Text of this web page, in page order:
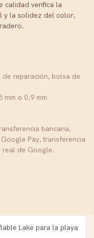
calidad verifica la
y la solidez del color,
de reparación, bolsa de
mm o 0,9 mm
bancaria,
Pay, transferencia
real de Google.
Lake para la playa